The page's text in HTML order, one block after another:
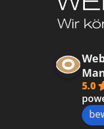
5.0